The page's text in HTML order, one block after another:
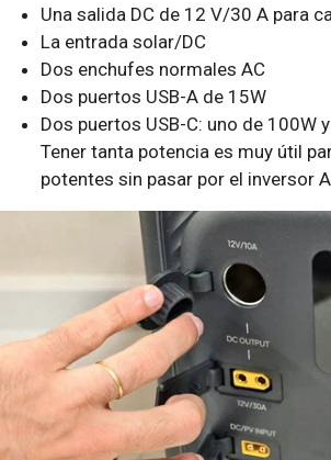
Una salida DC de 12 V/30 A para
La entrada solar/DC
Dos enchufes normales AC
Dos puertos USB-A de 15W
Dos puertos USB-C: uno de 100W
Tener tanta potencia es muy útil
potentes sin pasar por el inversor